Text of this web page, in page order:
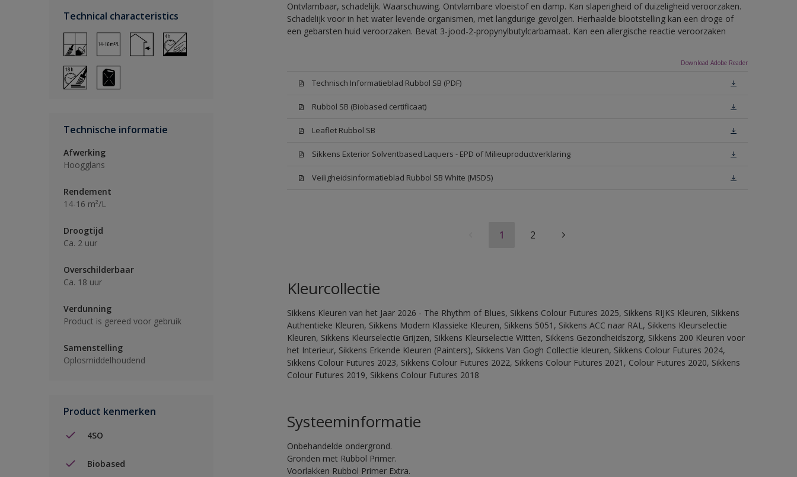
Technical characteristics
Technische informatie
Afwerking
Hoogglans
Rendement
14-16 m²/L
Droogtijd
Ca. 2 uur
Overschilderbaar
Ca. 18 uur
Verdunning
Product is gereed voor gebruik
Samenstelling
Oplosmiddelhoudend
Product kenmerken
4SO
Biobased
Ontvlambaar, schadelijk. Waarschuwing. Ontvlambare vloeistof en damp. Kan slaperigheid of duizeligheid veroorzaken.
Schadelijk voor in het water levende organismen, met langdurige gevolgen. Herhaalde blootstelling kan een droge of
een gebarsten huid veroorzaken. Bevat 3-jood-2-propynylbutylcarbamaat. Kan een allergische reactie veroorzaken
Download Adobe Reader
Technisch Informatieblad Rubbol SB (PDF)
Rubbol SB (Biobased certificaat)
Leaflet Rubbol SB
Sikkens Exterior Solventbased Laquers - EPD of Milieuproductverklaring
Veiligheidsinformatieblad Rubbol SB White (MSDS)
1 2
Kleurcollectie
Sikkens Kleuren van het Jaar 2026 - The Rhythm of Blues, Sikkens Colour Futures 2025, Sikkens RIJKS Kleuren, Sikkens
Authentieke Kleuren, Sikkens Modern Klassieke Kleuren, Sikkens 5051, Sikkens ACC naar RAL, Sikkens Kleurselectie
Kleuren, Sikkens Kleurselectie Grijzen, Sikkens Kleurselectie Witten, Sikkens Gezondheidszorg, Sikkens 200 Kleuren voor
het Interieur, Sikkens Erkende Kleuren (Painters), Sikkens Van Gogh Collectie kleuren, Sikkens Colour Futures 2024,
Sikkens Colour Futures 2023, Sikkens Colour Futures 2022, Sikkens Colour Futures 2021, Colour Futures 2020, Sikkens
Colour Futures 2019, Sikkens Colour Futures 2018
Systeeminformatie
Onbehandelde ondergrond.
Gronden met Rubbol Primer.
Voorlakken Rubbol Primer Extra.